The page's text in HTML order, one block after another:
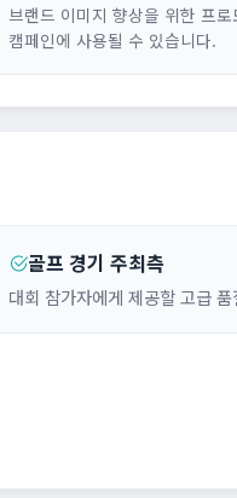
브랜드 이미지 향상을 위한 프로
캠페인에 사용될 수 있습니다.
골프 경기 주최측
대회 참가자에게 제공할 고급